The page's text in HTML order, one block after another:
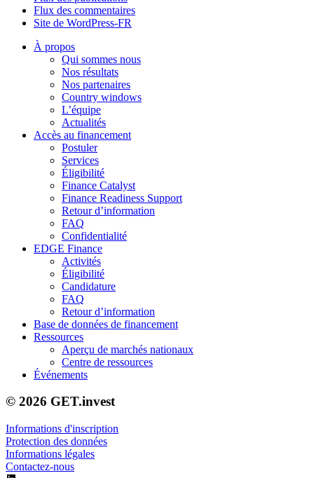
Flux des commentaires
Site de WordPress-FR
À propos
Qui sommes nous
Nos résultats
Nos partenaires
Country windows
L’équipe
Actualités
Accès au financement
Postuler
Services
Éligibilité
Finance Catalyst
Finance Readiness Support
Retour d’information
FAQ
Confidentialité
EDGE Finance
Activités
Éligibilité
Candidature
FAQ
Retour d’information
Base de données de financement
Ressources
Aperçu de marchés nationaux
Centre de ressources
Événements
© 2026 GET.invest
Informations d'inscription
Protection des données
Informations légales
Contactez-nous